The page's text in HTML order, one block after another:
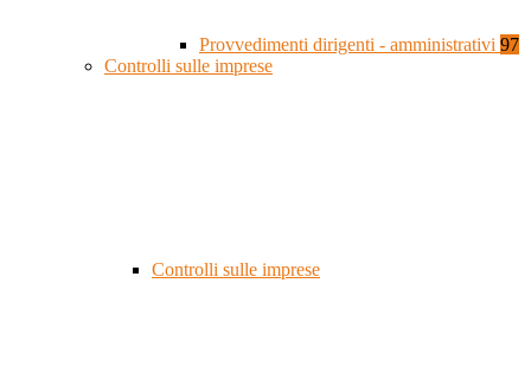
Provvedimenti dirigenti - amministrativi 97
Controlli sulle imprese
Controlli sulle imprese